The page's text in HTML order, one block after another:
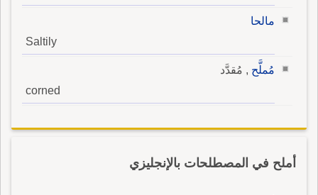
مالحا
Saltily
مُملَّح , مُقدَّد
corned
أملح في المصطلحات بالإنجليزي